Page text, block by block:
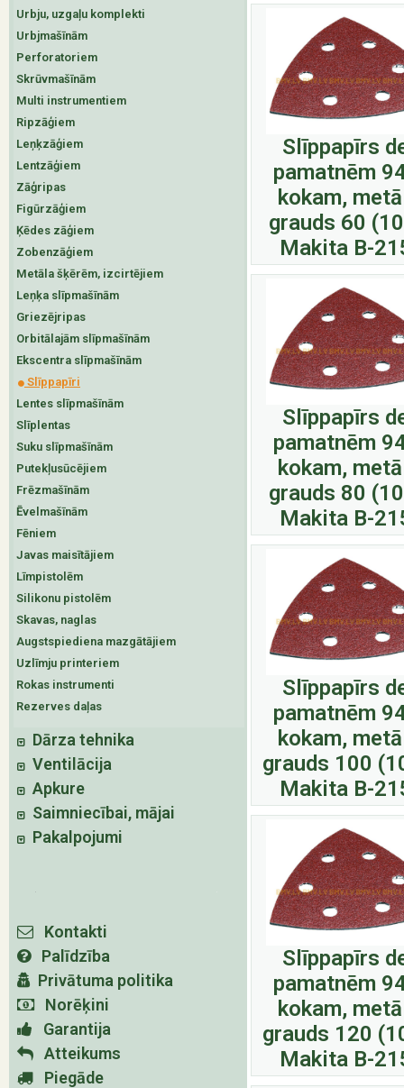
Urbju, uzgaļu komplekti
Urbjmašīnām
Perforatoriem
Skrūvmašīnām
Multi instrumentiem
Ripzāģiem
Leņķzāģiem
Lentzāģiem
Zāģripas
Figūrzāģiem
Ķēdes zāģiem
Zobenzāģiem
Metāla šķērēm, izcirtējiem
Leņķa slīpmašīnām
Griezējripas
Orbitālajām slīpmašīnām
Ekscentra slīpmašīnām
Slīppapīri
Lentes slīpmašīnām
Slīplentas
Suku slīpmašīnām
Putekļusūcējiem
Frēzmašīnām
Ēvelmašīnām
Fēniem
Javas maisītājiem
Līmpistolēm
Silikonu pistolēm
Skavas, naglas
Augstspiediena mazgātājiem
Uzlīmju printeriem
Rokas instrumenti
Rezerves daļas
Dārza tehnika
Ventilācija
Apkure
Saimniecībai, mājai
Pakalpojumi
Kontakti
Palīdzība
Privātuma politika
Norēķini
Garantija
Atteikums
Piegāde
Slīppapīrs
pamatnēm
kokam,
grauds 60
Makita B-
Slīppapīrs
pamatnēm
kokam,
grauds 80
Makita B-
Slīppapīrs
pamatnēm
kokam,
grauds 100
Makita B-
Slīppapīrs
pamatnēm
kokam,
grauds 120
Makita B-